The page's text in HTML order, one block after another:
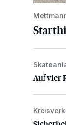
Auf vier
Auf vier